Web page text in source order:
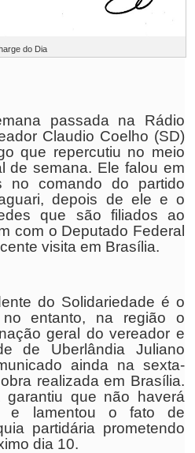
do Dia
passada na Rádio
Claudio Coelho (SD)
que repercutiu no meio
de semana. Ele falou em
no comando do partido
depois de ele e o
que são filiados ao
com o Deputado Federal
visita em Brasília.
do Solidariedade é o
no entanto, na região o
geral do vereador e
de Uberlândia Juliano
ainda na sexta-
realizada em Brasília.
garantiu que não haverá
e lamentou o fato de
partidária prometendo
dia 10.